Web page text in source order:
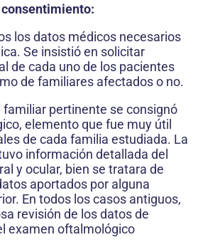
los datos médicos necesarios
Se insistió en solicitar
de cada uno de los pacientes
de familiares afectados o no.
pertinente se consignó
elemento que fue muy útil
de cada familia estudiada. La
información detallada del
y ocular, bien se tratara de
aportados por alguna
En todos los casos antiguos,
revisión de los datos de
examen oftalmológico